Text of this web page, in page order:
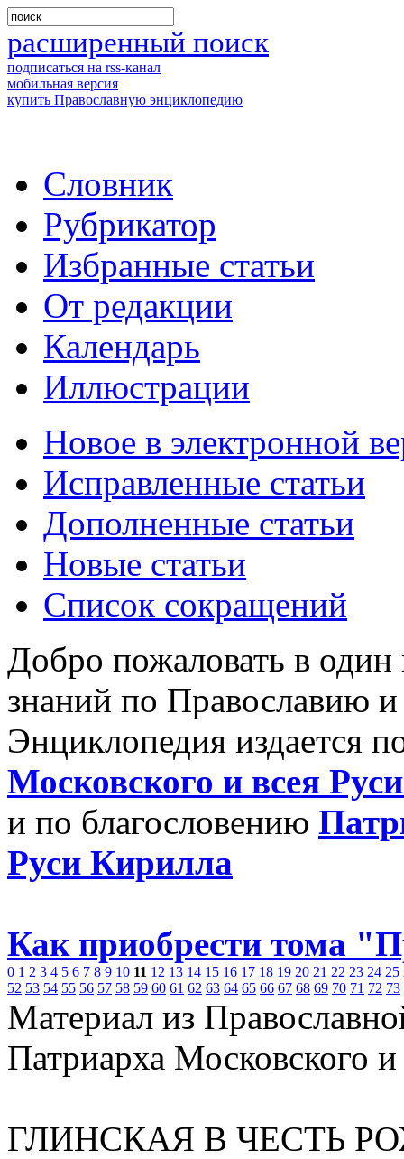
расширенный поиск
подписаться на rss-канал
мобильная версия
купить Православную энциклопедию
Словник
Рубрикатор
Избранные статьи
От редакции
Календарь
Иллюстрации
Новое в электронной
Исправленные статьи
Дополненные статьи
Новые статьи
Список сокращений
Добро пожаловать в
знаний по Православию
Энциклопедия издается
Московского и всея
и по благословению
Руси Кирилла
Как приобрести тома
0 1 2 3 4 5 6 7 8 9 10 11 12 13 14 15 16 17 18 19 20 21 22 23 24 25
52 53 54 55 56 57 58 59 60 61 62 63 64 65 66 67 68 69 70 71 72 73
Материал из
Патриарха Московского
ГЛИНСКАЯ В ЧЕСТЬ